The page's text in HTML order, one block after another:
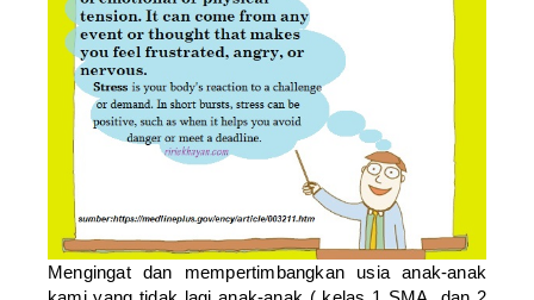
Mengingat dan mempertimbangkan usia anak-anak